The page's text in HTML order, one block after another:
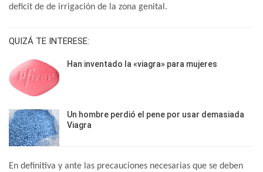
deficit de de irrigación de la zona genital.
QUIZÁ TE INTERESE:
Han inventado la «viagra» para mujeres
Un hombre perdió el pene por usar demasiada
Viagra
En definitiva y ante las precauciones necesarias que se deben